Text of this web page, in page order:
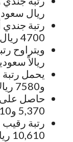
ريال
4700 ريال سعودي.
ريالاً
و7580 ريالاً سعودياً.
حاصل على
5,370 و9,010 ريال سعودي.
10,610 ريال سعودي.